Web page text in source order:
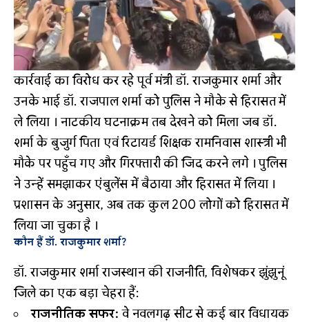
कार्रवाई का विरोध कर रहे पूर्व मंत्री डॉ. राजकुमार शर्मा और
उनके भाई डॉ. राजपाल शर्मा को पुलिस ने मौके से हिरासत में
ले लिया । नाटकीय घटनाक्रम तब देखने को मिला जब डॉ.
शर्मा के बुजुर्ग पिता एवं रिटायर्ड शिक्षक रामनिवास शास्त्री भी
मौके पर पहुँच गए और गिरफ्तारी की जिद करने लगे । पुलिस
ने उन्हें समझाकर एंबुलेंस में बैठाया और हिरासत में लिया ।
प्रशासन के अनुसार, अब तक कुल 200 लोगों को हिरासत में
लिया जा चुका है ।
कौन हैं डॉ. राजकुमार शर्मा?
डॉ. राजकुमार शर्मा राजस्थान की राजनीति, विशेषकर झुंझुनूं
जिले का एक बड़ा चेहरा हैं:
राजनीतिक सफर: वे नवलगढ़ सीट से कई बार विधायक